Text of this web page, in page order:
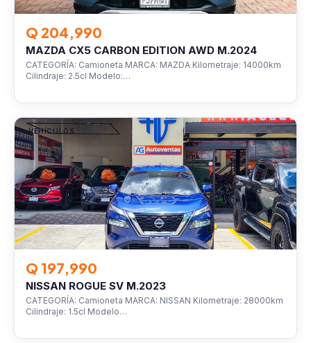
Q 204,990
MAZDA CX5 CARBON EDITION AWD M.2024
CATEGORÍA: Camioneta MARCA: MAZDA Kilometraje: 14000km
Cilindraje: 2.5cl Modelo:…
VEHÍCULOS
Q 197,990
NISSAN ROGUE SV M.2023
CATEGORÍA: Camioneta MARCA: NISSAN Kilometraje: 28000km
Cilindraje: 1.5cl Modelo…